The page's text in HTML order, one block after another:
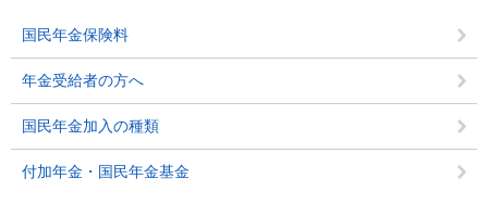
国民年金保険料
年金受給者の方へ
国民年金加入の種類
付加年金・国民年金基金